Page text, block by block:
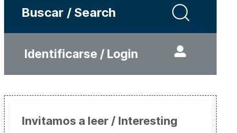
Buscar / Search
Identificarse / Login
Invitamos a leer / Interesting